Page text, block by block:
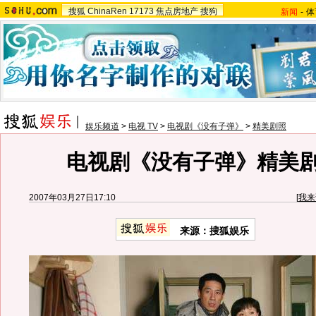
搜狐 ChinaRen 17173 焦点房地产 搜狗 新闻 -
娱乐频道 > 电视 TV > 电视剧《没有子弹》 > 精美剧照
电视剧《没有子弹》精美
2007年03月27日17:10 [我
来源：搜狐娱乐